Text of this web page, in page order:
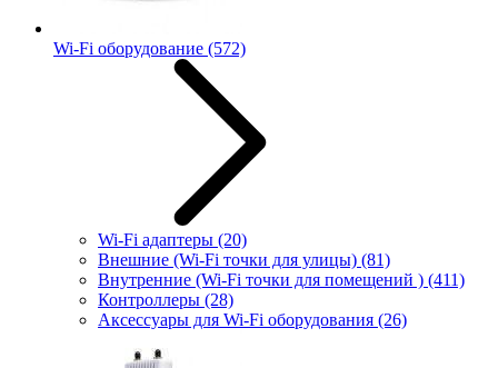
Wi-Fi оборудование (572)
Wi-Fi адаптеры (20)
Внешние (Wi-Fi точки для улицы) (81)
Внутренние (Wi-Fi точки для помещений ) (411)
Контроллеры (28)
Аксессуары для Wi-Fi оборудования (26)